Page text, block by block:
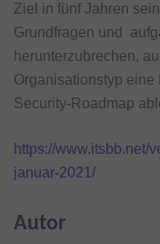
Ziel in fünf Jahren
Grundfragen und
herunterzubrechen,
Organisationstyp
Security-Roadmap
https://www.itsbb.net/
januar-2021/
Autor